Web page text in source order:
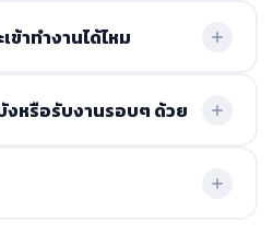
นต้องดำเนินการช่วงกลางคืน
าทำงานได้ไหม
หมาะสมกับพื้นที่ และวางแผนวิธี
งหรือรับงานรอบๆ ด้วย
ง และพื้นที่ใกล้เคียง เช่น